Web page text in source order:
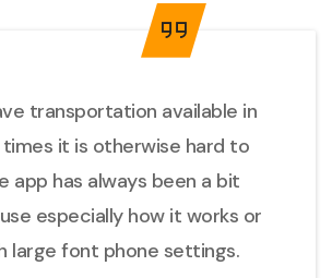
transportation available in
it is otherwise hard to
app has always been a bit
especially how it works or
large font phone settings.